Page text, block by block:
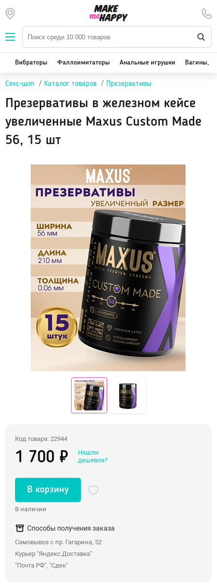
Вибраторы
Вакуум-волновые стимуляторы клитора
Реалистичные
Стимулятор точки G
Двойная стимуляция
Виброяйцо
Электростимуляция
Вибраторы с приложением
Фаллоимитаторы
Реалистичные фаллосы
Двойные фаллосы
Классические дилдо
Анальные игрушки
Со стразами, хвостики
Насадки для двойного проникновения
С вибрацией
С римминг эффектом
Массажеры простаты
С дистанционным управлением
Души, клизмы
Вибраторы Фаллоимитаторы Анальные игрушки Вагины,
Секс-шоп Каталог товаров Презервативы
Презервативы в железном кейсе
увеличенные Maxus Custom Made
56, 15 шт
Код товара: 22944
1 700 ₽
Нашли
дешевле?
В корзину
В наличии
Способы получения заказа
Самовывоз с пр. Гагарина, 52
Курьер "Яндекс.Доставка"
"Почта РФ", "Сдек"